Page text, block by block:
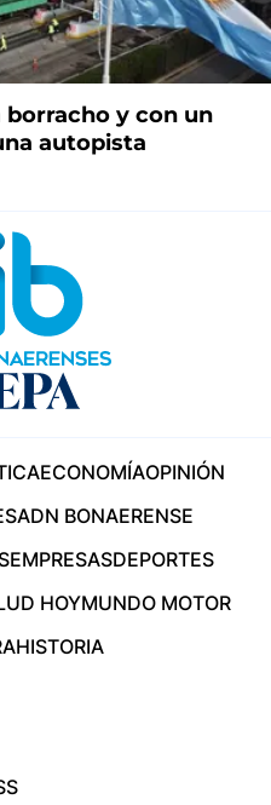
borracho y con un
autopista
ECONOMÍAOPINIÓN
ADN BONAERENSE
EMPRESASDEPORTES
HOYMUNDO MOTOR
HISTORIA